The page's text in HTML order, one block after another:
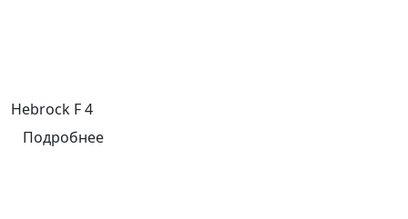
Hebrock F 4
Подробнее